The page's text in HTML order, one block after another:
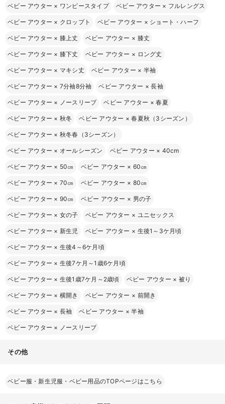
ベビー アウター × ワンピースタイプ ベビー アウター × フルレングス
ベビー アウター × クロップト ベビー アウター × ショート・ハーフ
ベビー アウター × 膝上丈 ベビー アウター × 膝丈
ベビー アウター × 膝下丈 ベビー アウター × ロング丈
ベビー アウター × マキシ丈 ベビー アウター × 半袖
ベビー アウター × 7分袖8分袖 ベビー アウター ×長袖
ベビー アウター × ノースリーブ ベビー アウター ×春夏
ベビー アウター × 秋冬 ベビー アウター ×春夏秋（3シーズン）
ベビー アウター × 秋冬春（3シーズン）
ベビー アウター × オールシーズン ベビー アウター × 40cm
ベビー アウター × 50㎝ ベビー アウター × 60㎝
ベビー アウター × 70㎝ ベビー アウター × 80㎝
ベビー アウター × 90㎝ ベビー アウター × 男の子
ベビー アウター × 女の子 ベビー アウター × ユニセックス
ベビー アウター × 新生児 ベビー アウター × 生後1～3ケ月頃
ベビー アウター × 生後4～6ケ月頃
ベビー アウター × 生後7ケ月～1歳6ケ月頃
ベビー アウター × 生後1歳7ケ月～2歳頃 ベビー アウター × 被り
ベビー アウター × 横開き ベビー アウター × 前開き
ベビー アウター × 長袖 ベビー アウター ×半袖
ベビー アウター × ノースリーブ
その他
ベビー服・新生児服・ベビー用品のTOPページはこちら